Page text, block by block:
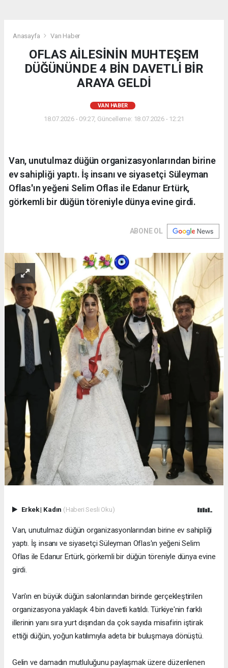
Anasayfa Van Haber
OFLAS AİLESİNİN MUHTEŞEM
DÜĞÜNÜNDE 4 BİN DAVETLİ BİR
ARAYA GELDİ
VAN HABER
18.07.2026 - 09:27, Güncelleme: 18.07.2026 - 12:21
Van, unutulmaz düğün organizasyonlarından birine
ev sahipliği yaptı. İş insanı ve siyasetçi Süleyman
Oflas'ın yeğeni Selim Oflas ile Edanur Ertürk,
görkemli bir düğün töreniyle dünya evine girdi.
ABONE OL
Erkek| Kadın (Haberi Sesli Oku)
Van, unutulmaz düğün organizasyonlarından birine ev sahipliği
yaptı. İş insanı ve siyasetçi Süleyman Oflas'ın yeğeni Selim
Oflas ile Edanur Ertürk, görkemli bir düğün töreniyle dünya evine
girdi.
Van'ın en büyük düğün salonlarından birinde gerçekleştirilen
organizasyona yaklaşık 4 bin davetli katıldı. Türkiye'nin farklı
illerinin yanı sıra yurt dışından da çok sayıda misafirin iştirak
ettiği düğün, yoğun katılımıyla adeta bir buluşmaya dönüştü.
Gelin ve damadın mutluluğunu paylaşmak üzere düzenlenen